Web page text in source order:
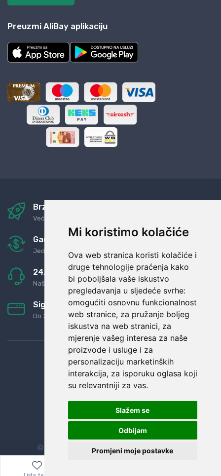
Mi koristimo kolačiće
Ova web stranica koristi kolačiće i
druge tehnologije praćenja kako
bi poboljšala vaše iskustvo
pregledavanja u sljedeće svrhe:
omogućiti osnovnu funkcionalnost
web stranice, za pružanje boljeg
iskustva na web stranici, za
mjerenje vašeg interesa za naše
proizvode i usluge i za
personalizaciju marketinških
interakcija, za isporuku oglasa koji
su relevantniji za vas.
Slažem se
Odbijam
Promjeni moje postavke
Preuzmi AliBay aplikaciju
Brza i sigurna dostava
Već za nekoliko dana kod vas
Garancija u povrat novaca
Jednostavno pravilo: Roba za novac
24/7 odlična podrška
Naši agenti uvijek na raspolaganju
Sigurno obročno plaćanje
Do 24 rata bez kamata
© Sva prava zadržana. Dopi grupa d.o.o.